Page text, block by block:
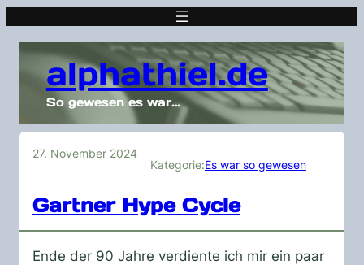
alphathiel.de
So gewesen es war…
27. November 2024
Kategorie:Es war so gewesen
Gartner Hype Cycle
Ende der 90 Jahre verdiente ich mir ein paar